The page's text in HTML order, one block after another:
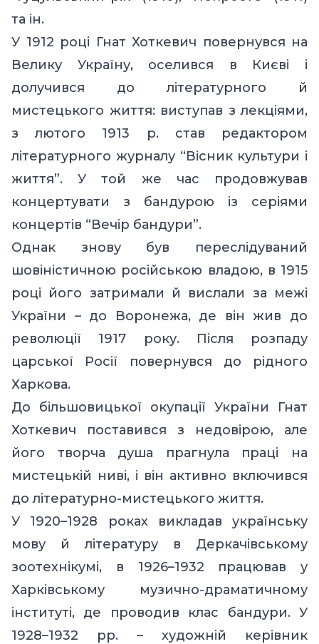
та ін.
У 1912 pоці Гнат Хоткевич повернувся на
Велику Україну, оселився в Києві і
долучився до літературного й
мистецького життя: виступав з лекціями,
з лютого 1913 р. став редактором
літературного журналу “Вісник культури і
життя”. У той же час продовжував
концертувати з бандурою із серіями
концертів “Вечір бандури”.
Однак знову був переслідуваний
шовіністичною російською владою, в 1915
році його затримали й вислали за межі
України – до Воронежа, де він жив до
революції 1917 року. Після розпаду
царської Росії повернувся до рідного
Харкова.
До більшовицької окупації України Гнат
Хоткевич поставився з недовірою, але
його творча душа прагнула праці на
мистецькій ниві, і він активно включився
до літературно-мистецького життя.
У 1920–1928 роках викладав українську
мову й літературу в Деркачівському
зоотехнікумі, в 1926–1932 працював у
Харківському музично-драматичному
інституті, де проводив клас бандури. У
1928–1932 рр. – художній керівник